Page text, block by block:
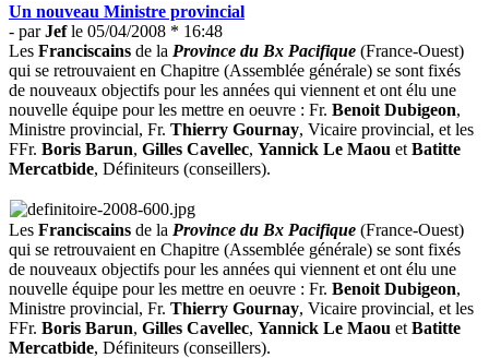
Un nouveau Ministre provincial
- parJefle 05/04/2008 * 16:48
Les Franciscains de la Province du Bx Pacifique (France-Ouest)
qui se retrouvaient en Chapitre (Assemblée générale) se sont fixés
de nouveaux objectifs pour les années qui viennent et ont élu une
nouvelle équipe pour les mettre en oeuvre : Fr. Benoit Dubigeon,
Ministre provincial, Fr. Thierry Gournay, Vicaire provincial, et les
FFr. Boris Barun, Gilles Cavellec, Yannick Le Maou et Batitte
Mercatbide, Définiteurs (conseillers).
Les Franciscains de la Province du Bx Pacifique (France-Ouest)
qui se retrouvaient en Chapitre (Assemblée générale) se sont fixés
de nouveaux objectifs pour les années qui viennent et ont élu une
nouvelle équipe pour les mettre en oeuvre : Fr. Benoit Dubigeon,
Ministre provincial, Fr. Thierry Gournay, Vicaire provincial, et les
FFr. Boris Barun, Gilles Cavellec, Yannick Le Maou et Batitte
Mercatbide, Définiteurs (conseillers).